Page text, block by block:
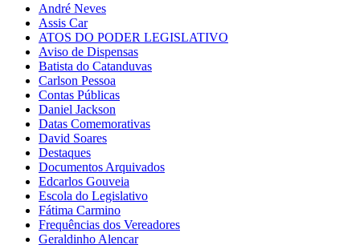
André Neves
Assis Car
ATOS DO PODER LEGISLATIVO
Aviso de Dispensas
Batista do Catanduvas
Carlson Pessoa
Contas Públicas
Daniel Jackson
Datas Comemorativas
David Soares
Destaques
Documentos Arquivados
Edcarlos Gouveia
Escola do Legislativo
Fátima Carmino
Frequências dos Vereadores
Geraldinho Alencar